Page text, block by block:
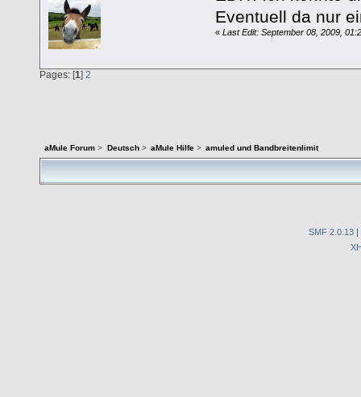
Eventuell da nur
« Last Edit: September 08, 2009,
Pages: [1] 2
aMule Forum > Deutsch> aMule Hilfe> amuled und Bandbreitenlimit
SMF 2.0.13 |